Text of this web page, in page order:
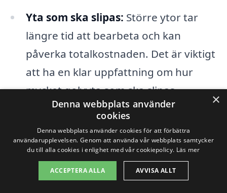
Yta som ska slipas: Större ytor tar
längre tid att bearbeta och kan
påverka totalkostnaden. Det är viktigt
att ha en klar uppfattning om hur
mycket golvyta som ska slipas.
Val av företag:Olika företag har olika
prissättningsstrategier och
erfarenhetsnivåer. Att jämföra flera
offerter kan hjälpa dig att hitta det
×
Denna webbplats använder
cookies
Denna webbplats använder cookies för att förbättra
användarupplevelsen. Genom att använda vår webbplats samtycker
du till alla cookies i enlighet med vår cookiepolicy. Läs mer
ACCEPTERA ALLA AVVISA ALLT